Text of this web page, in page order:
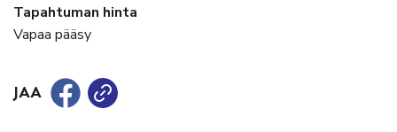
Tapahtuman hinta
Vapaa pääsy
JAA